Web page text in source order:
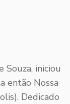
Souza, iniciou
então Nossa
Dedicado